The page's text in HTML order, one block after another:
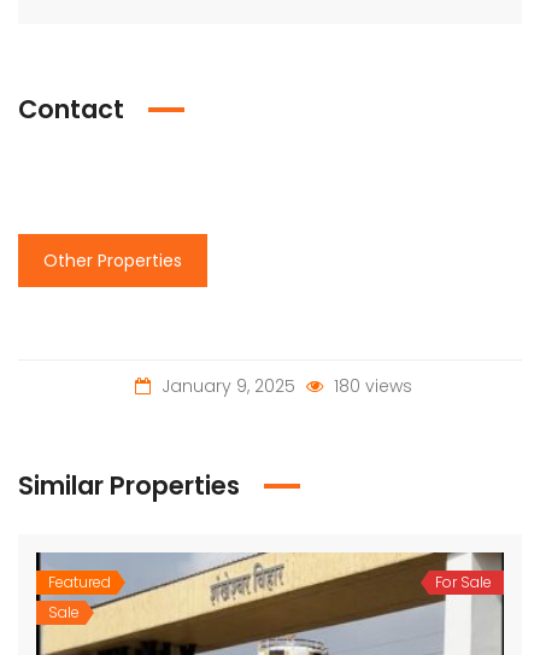
Contact
Other Properties
January 9, 2025 180 views
Similar Properties
Featured
Sale
For Sale